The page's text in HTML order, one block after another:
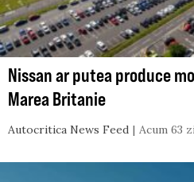
Nissan ar putea produce
Marea Britanie
Autocritica News Feed Acum 63